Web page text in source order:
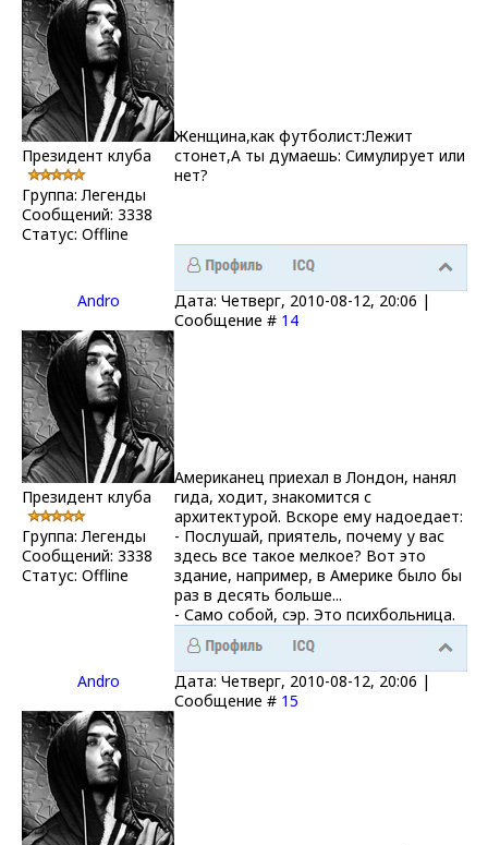
Президент клуба
Группа: Легенды
Сообщений: 3338
Статус: Offline
Женщина,как футболист:Лежит
стонет,А ты думаешь: Симулирует или
нет?
Andro
Дата: Четверг, 2010-08-12, 20:06 |
Сообщение # 14
Президент клуба
Группа: Легенды
Сообщений: 3338
Статус: Offline
Американец приехал в Лондон, нанял
гида, ходит, знакомится с
архитектурой. Вскоре ему надоедает:
- Послушай, приятель, почему у вас
здесь все такое мелкое? Вот это
здание, например, в Америке было бы
раз в десять больше...
- Само собой, сэр. Это психбольница.
Andro
Дата: Четверг, 2010-08-12, 20:06 |
Сообщение # 15